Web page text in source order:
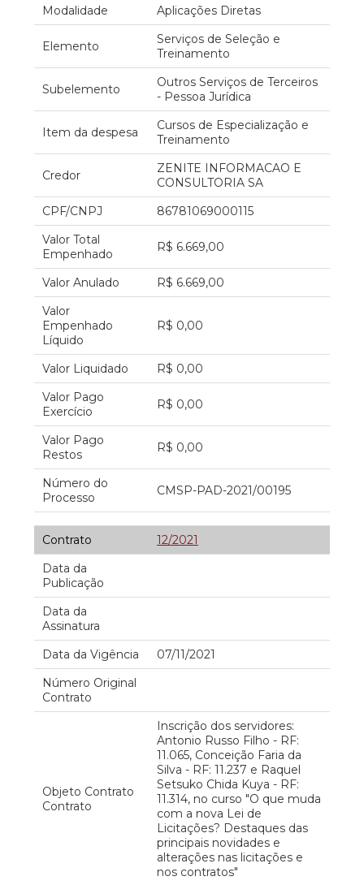
Modalidade
Aplicações Diretas
Elemento
Serviços de Seleção e
Treinamento
Subelemento
Outros Serviços de Terceiros
- Pessoa Jurídica
Item da despesa
Cursos de Especialização e
Treinamento
Credor
ZENITE INFORMACAO E
CONSULTORIA SA
CPF/CNPJ
86781069000115
Valor Total
Empenhado
R$ 6.669,00
Valor Anulado
R$ 6.669,00
Valor
Empenhado
Líquido
R$ 0,00
Valor Liquidado
R$ 0,00
Valor Pago
Exercício
R$ 0,00
Valor Pago
Restos
R$ 0,00
Número do
Processo
CMSP-PAD-2021/00195
Contrato
12/2021
Data da
Publicação
Data da
Assinatura
Data da Vigência
07/11/2021
Número Original
Contrato
Objeto Contrato
Contrato
Inscrição dos servidores:
Antonio Russo Filho - RF:
11.065, Conceição Faria da
Silva - RF: 11.237 e Raquel
Setsuko Chida Kuya - RF:
11.314, no curso "O que muda
com a nova Lei de
Licitações? Destaques das
principais novidades e
alterações nas licitações e
nos contratos"